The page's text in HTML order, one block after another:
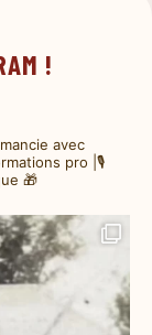
!
avec
pro |🎙️
🎁